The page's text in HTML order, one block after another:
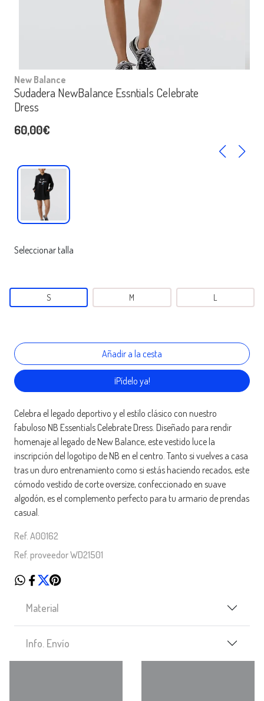
New Balance
Sudadera NewBalance Essntials Celebrate
Dress
60,00€
Seleccionar talla
S M L
¡Pídelo ya!
Celebra el legado deportivo y el estilo clásico con nuestro
fabuloso NB Essentials Celebrate Dress. Diseñado para rendir
homenaje al legado de New Balance, este vestido luce la
inscripción del logotipo de NB en el centro. Tanto si vuelves a casa
tras un duro entrenamiento como si estás haciendo recados, este
cómodo vestido de corte oversize, confeccionado en suave
algodón, es el complemento perfecto para tu armario de prendas
casual.
Ref. A00162
Ref. proveedor WD21501
Material
Info. Envío